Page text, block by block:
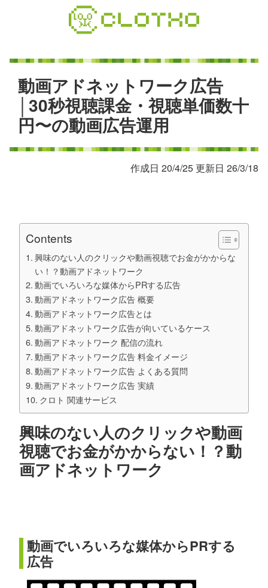
動画ア ドネッ ト ワーク広告
│ 30秒視聴課金・ 視聴単価数十
円〜の動画広告運用
作成日 20/4/25 更新日 26/3/18
Contents
興味のない人のクリックや動画視聴でお金がかからな
い！？動画アドネットワーク
動画でいろいろな媒体からPRする広告
動画アドネットワーク広告 概要
動画アドネットワーク広告とは
動画アドネットワーク広告が向いているケース
動画アドネットワーク 配信の流れ
動画アドネットワーク広告 料金イメージ
動画アドネットワーク広告 よくある質問
動画アドネットワーク広告 実績
クロト 関連サービス
興味のない人のクリックや動画
視聴でお金がかからない！？動
画アドネットワーク
動画でいろいろな媒体からPRする
広告